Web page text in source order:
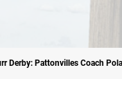
Derby: Pattonvilles Coach